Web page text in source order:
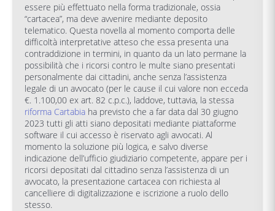
essere più effettuato nella forma tradizionale, ossia
“cartacea”, ma deve avvenire mediante deposito
telematico. Questa novella al momento comporta delle
difficoltà interpretative atteso che essa presenta una
contraddizione in termini, in quanto da un lato permane la
possibilità che i ricorsi contro le multe siano presentati
personalmente dai cittadini, anche senza l’assistenza
legale di un avvocato (per le cause il cui valore non ecceda
€. 1.100,00 ex art. 82 c.p.c.), laddove, tuttavia, la stessa
riforma Cartabia ha previsto che a far data dal 30 giugno
2023 tutti gli atti siano depositati mediante piattaforme
software il cui accesso è riservato agli avvocati. Al
momento la soluzione più logica, e salvo diverse
indicazione dell’ufficio giudiziario competente, appare per i
ricorsi depositati dal cittadino senza l’assistenza di un
avvocato, la presentazione cartacea con richiesta al
cancelliere di digitalizzazione e iscrizione a ruolo dello
stesso.